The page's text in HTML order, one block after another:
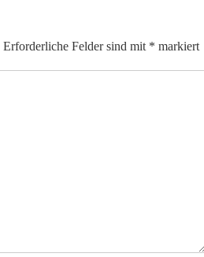
Erforderliche Felder sind mit * markiert